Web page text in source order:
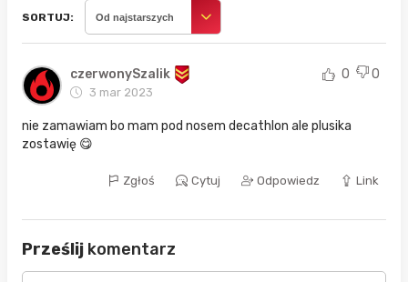
SORTUJ: Od najstarszych
czerwonySzalik
3 mar 2023
0 0
nie zamawiam bo mam pod nosem decathlon ale plusika
zostawię 😋
Zgłoś Cytuj Odpowiedz Link
Prześlij komentarz